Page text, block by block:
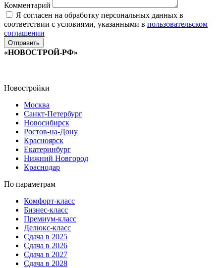
Комментарий
Я согласен на обработку персональных данных в
соответствии с условиями, указанными в пользовательском
соглашении
«НОВОСТРОЙ-РФ»
Новостройки
Москва
Санкт-Петербург
Новосибирск
Ростов-на-Дону
Красноярск
Екатеринбург
Нижний Новгород
Краснодар
По параметрам
Комфорт-класс
Бизнес-класс
Премиум-класс
Делюкс-класс
Сдача в 2025
Сдача в 2026
Сдача в 2027
Сдача в 2028